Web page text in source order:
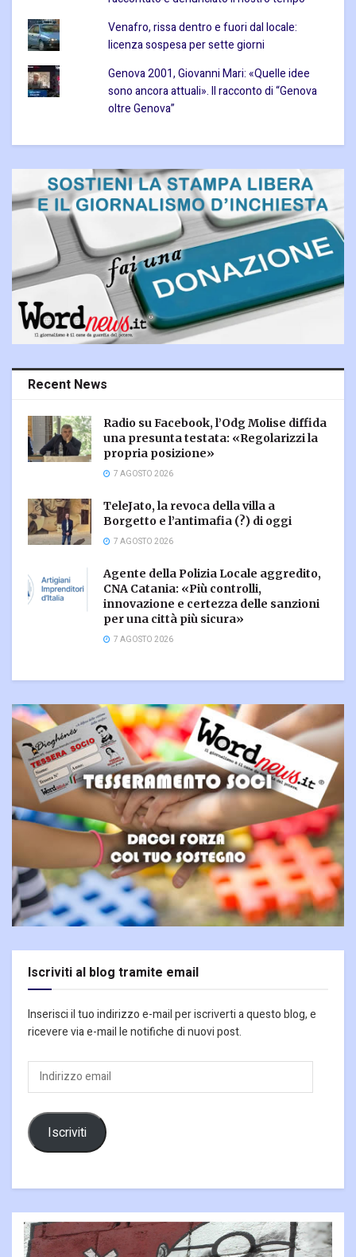
Venafro, rissa dentro e fuori dal locale:
licenza sospesa per sette giorni
Genova 2001, Giovanni Mari: «Quelle idee
sono ancora attuali». Il racconto di “Genova
oltre Genova”
Recent News
Radio su Facebook, l’Odg Molise diffida
una presunta testata: «Regolarizzi la
propria posizione»
7 AGOSTO 2026
TeleJato, la revoca della villa a
Borgetto e l’antimafia (?) di oggi
7 AGOSTO 2026
Agente della Polizia Locale aggredito,
CNA Catania: «Più controlli,
innovazione e certezza delle sanzioni
per una città più sicura»
7 AGOSTO 2026
Iscriviti al blog tramite email
Inserisci il tuo indirizzo e-mail per iscriverti a questo blog, e
ricevere via e-mail le notifiche di nuovi post.
Indirizzo
email
Iscriviti